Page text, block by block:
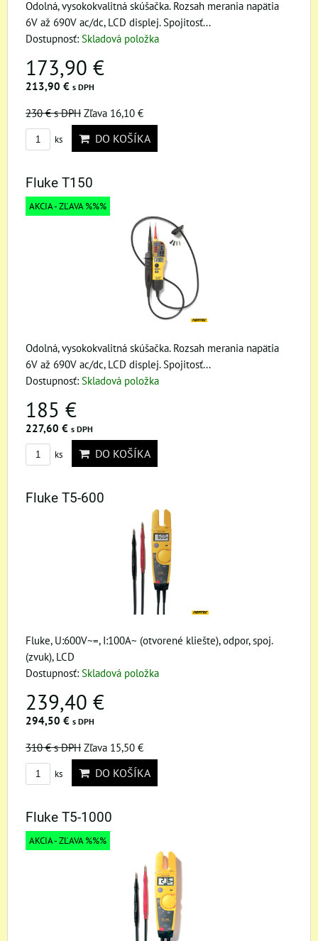
Odolná, vysokokvalitná skúšačka. Rozsah merania napätia
6V až 690V ac/dc, LCD displej. Spojitosť...
Dostupnosť: Skladová položka
173,90 €
213,90 € s DPH
230 €s DPH Zľava 16,10 €
ks DO KOŠÍKA
Fluke T150
AKCIA - ZĽAVA %%%
Odolná, vysokokvalitná skúšačka. Rozsah merania napätia
6V až 690V ac/dc, LCD displej. Spojitosť...
Dostupnosť: Skladová položka
185 €
227,60 € s DPH
ks DO KOŠÍKA
Fluke T5-600
Fluke, U:600V~=, I:100A~ (otvorené kliešte), odpor, spoj.
(zvuk), LCD
Dostupnosť: Skladová položka
239,40 €
294,50 € s DPH
310 €s DPH Zľava 15,50 €
ks DO KOŠÍKA
Fluke T5-1000
AKCIA - ZĽAVA %%%